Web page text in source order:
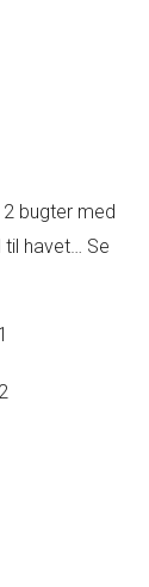
bugter med
til havet… Se